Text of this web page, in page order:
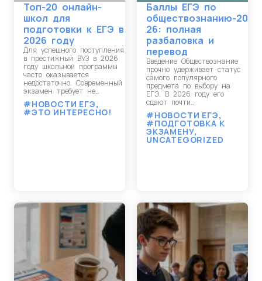
Топ-20 онлайн-
школ для
подготовки к ЕГЭ в
2026 году
Для успешного поступления
в престижный ВУЗ в 2026
году школьной программы
часто оказывается
недостаточно. Современный
экзамен требует не…
#НОВОСТИ ЕГЭ,
#ЭТО ИНТЕРЕСНО!
Баллы ЕГЭ по
обществознанию-20
26: полная
разбаловка и
перевод
Введение Обществознание
прочно удерживает статус
самого популярного
предмета по выбору на
ЕГЭ. В 2026 году его
сдают почти…
#НОВОСТИ ЕГЭ,
#ПОДГОТОВКА К
ЭКЗАМЕНУ,
UNCATEGORIZED